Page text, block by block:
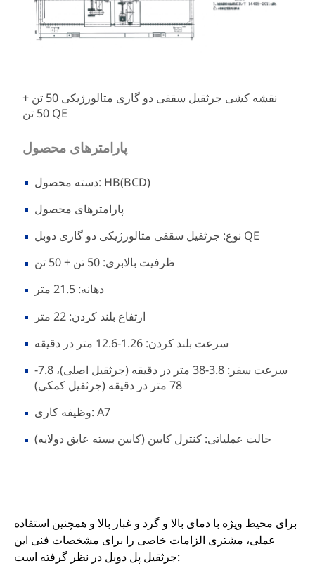
نقشه کشی جرثقیل سقفی دو گاری متالورژیکی 50 تن +
50 تن QE
پارامترهای محصول
دسته محصول: HB(BCD)
پارامترهای محصول
نوع: جرثقیل سقفی متالورژیکی دو گاری دوبل QE
ظرفیت بالابری: 50 تن + 50 تن
دهانه: 21.5 متر
ارتفاع بلند کردن: 22 متر
سرعت بلند کردن: 1.26-12.6 متر در دقیقه
سرعت سفر: 3.8-38 متر در دقیقه (جرثقیل اصلی)، 7.8-
78 متر در دقیقه (جرثقیل کمکی)
وظیفه کاری: A7
حالت عملیاتی: کنترل کابین (کابین بسته عایق دولایه)
برای محیط ویژه با دمای بالا و گرد و غبار بالا و همچنین استفاده
عملی، مشتری الزامات خاصی را برای مشخصات فنی این
جرثقیل پل دوبل در نظر گرفته است: